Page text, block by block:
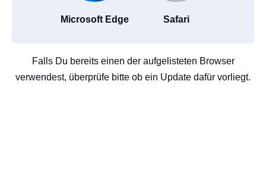
Microsoft Edge Safari
Falls Du bereits einen der aufgelisteten Browser
verwendest, überprüfe bitte ob ein Update dafür vorliegt.